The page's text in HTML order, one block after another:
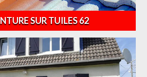
SUR TUILES 62